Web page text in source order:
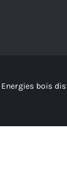
bois